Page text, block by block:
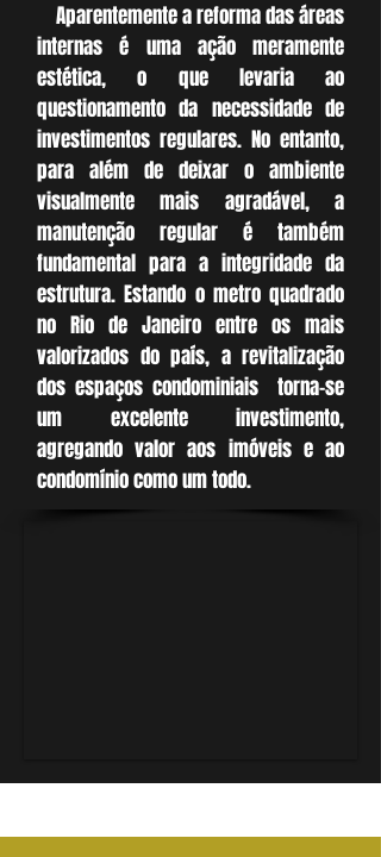
Aparentemente a reforma das áreas
internas é uma ação meramente
estética, o que levaria ao
questionamento da necessidade de
investimentos regulares. No entanto,
para além de deixar o ambiente
visualmente mais agradável, a
manutenção regular é também
fundamental para a integridade da
estrutura. Estando o metro quadrado
no Rio de Janeiro entre os mais
valorizados do país, a revitalização
dos espaços condominiais torna-se
um excelente investimento,
agregando valor aos imóveis e ao
condomínio como um todo.